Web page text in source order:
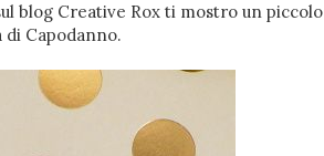
blog Creative Rox ti mostro un piccolo
Capodanno.